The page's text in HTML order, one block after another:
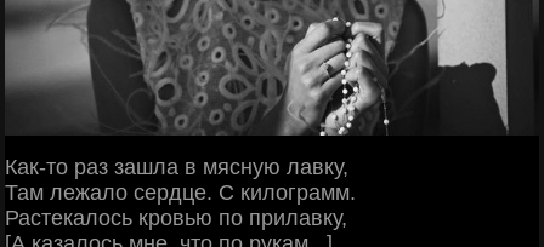
Как-то раз зашла в мясную лавку,
Там лежало сердце. С килограмм.
Растекалось кровью по прилавку,